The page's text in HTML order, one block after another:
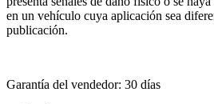
en un vehículo cuya aplicación sea
publicación.
Garantía del vendedor: 30 días